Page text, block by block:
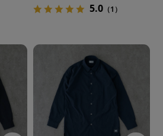
5.0 （1）